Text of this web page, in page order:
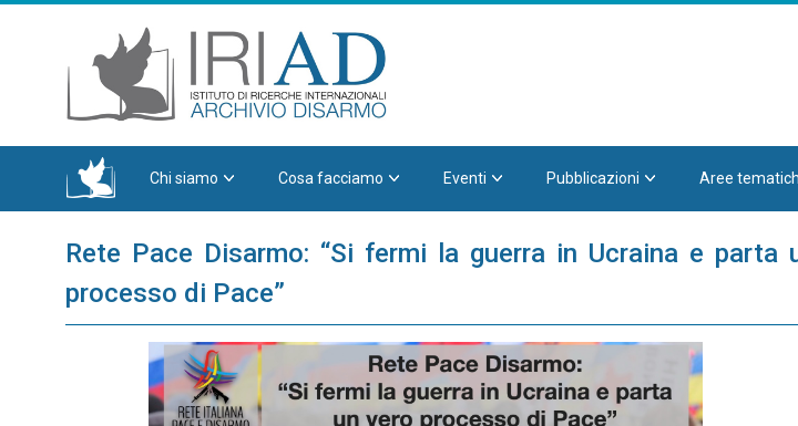
Chi siamo Cosa facciamo Eventi Pubblicazioni Aree
Rete Pace Disarmo: “Si fermi la guerra in Ucraina e parta
processo di Pace”